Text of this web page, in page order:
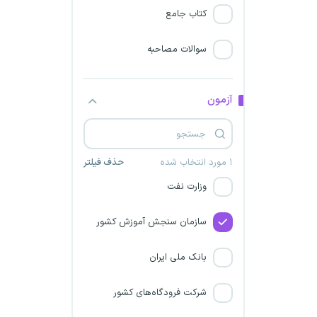
کتاب جامع
سوالات مصاحبه
آزمون
۱ مورد انتخاب شده حذف فیلتر
خاوران
تامینی و تربیتی
جذب نخبگان بخش خصوصی
وزارت نفت
سازمان سنجش آموزش کشور
بانک ملی ایران
شرکت فرودگاه‌های کشور